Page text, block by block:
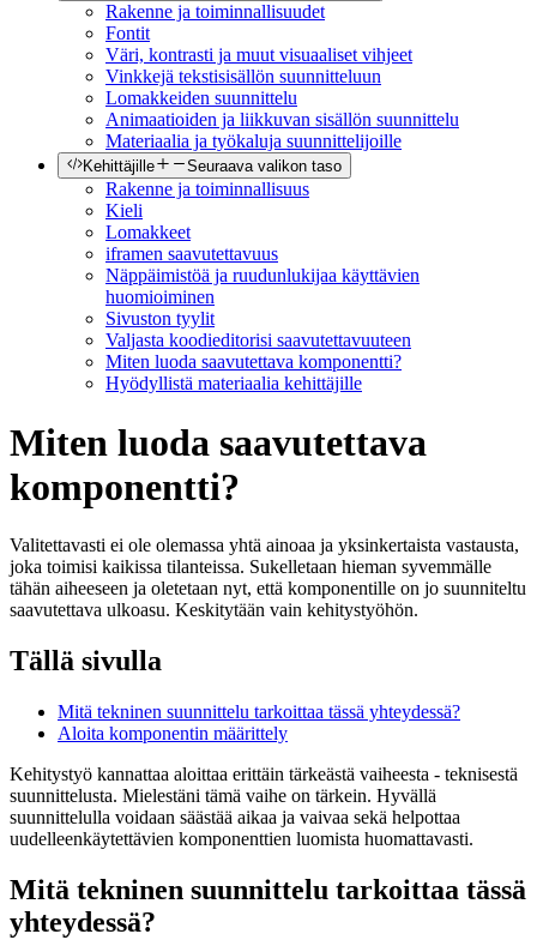
Rakenne ja toiminnallisuudet
Fontit
Väri, kontrasti ja muut visuaaliset vihjeet
Vinkkejä tekstisisällön suunnitteluun
Lomakkeiden suunnittelu
Animaatioiden ja liikkuvan sisällön suunnittelu
Materiaalia ja työkaluja suunnittelijoille
Kehittäjille Seuraava valikon taso
Rakenne ja toiminnallisuus
Kieli
Lomakkeet
iframen saavutettavuus
Näppäimistöä ja ruudunlukijaa käyttävien
huomioiminen
Sivuston tyylit
Valjasta koodieditorisi saavutettavuuteen
Miten luoda saavutettava komponentti?
Hyödyllistä materiaalia kehittäjille
Miten luoda saavutettava
komponentti?
Valitettavasti ei ole olemassa yhtä ainoaa ja yksinkertaista vastausta,
joka toimisi kaikissa tilanteissa. Sukelletaan hieman syvemmälle
tähän aiheeseen ja oletetaan nyt, että komponentille on jo suunniteltu
saavutettava ulkoasu. Keskitytään vain kehitystyöhön.
Tällä sivulla
Mitä tekninen suunnittelu tarkoittaa tässä yhteydessä?
Aloita komponentin määrittely
Kehitystyö kannattaa aloittaa erittäin tärkeästä vaiheesta - teknisestä
suunnittelusta. Mielestäni tämä vaihe on tärkein. Hyvällä
suunnittelulla voidaan säästää aikaa ja vaivaa sekä helpottaa
uudelleenkäytettävien komponenttien luomista huomattavasti.
Mitä tekninen suunnittelu tarkoittaa tässä
yhteydessä?